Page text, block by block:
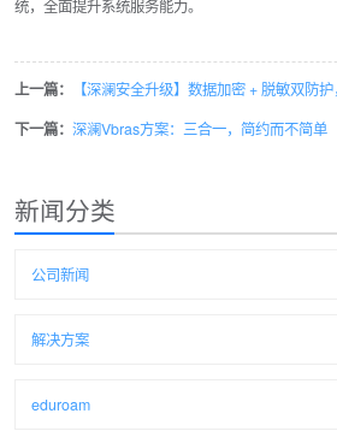
统，全面提升系统服务能力。
上一篇：
【深澜安全升级】数据加密 + 脱敏双防
下一篇：深澜Vbras方案：三合一，简约而不简单
新闻分类
公司新闻
解决方案
eduroam